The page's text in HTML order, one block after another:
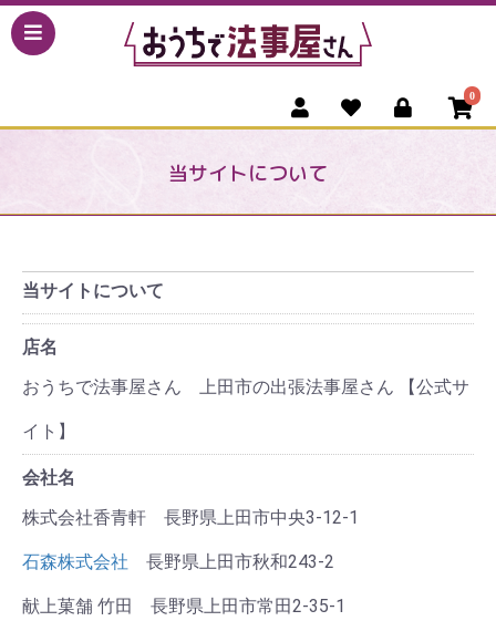
0
当サイトについて
当サイトについて
店名
おうちで法事屋さん 上田市の出張法事屋さん 【公式サ
イト】
会社名
株式会社香青軒 長野県上田市中央3-12-1
石森株式会社 長野県上田市秋和243-2
献上菓舗 竹田 長野県上田市常田2-35-1